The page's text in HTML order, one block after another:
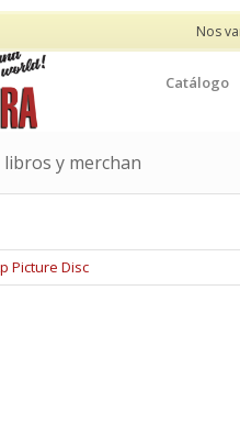
Nos
Catálogo
libros y merchan